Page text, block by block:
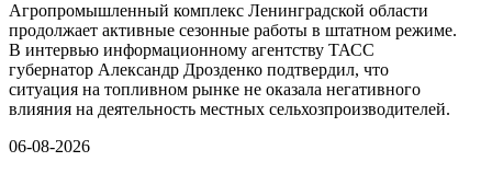
Агропромышленный комплекс Ленинградской области
продолжает активные сезонные работы в штатном режиме.
В интервью информационному агентству ТАСС
губернатор Александр Дрозденко подтвердил, что
ситуация на топливном рынке не оказала негативного
влияния на деятельность местных сельхозпроизводителей.
06-08-2026